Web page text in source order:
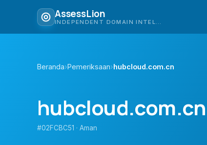
AssessLion
Beranda›Pemeriksaan›hubcloud.com.cn
hubcloud.com.cn
#02FCBC51 · Aman